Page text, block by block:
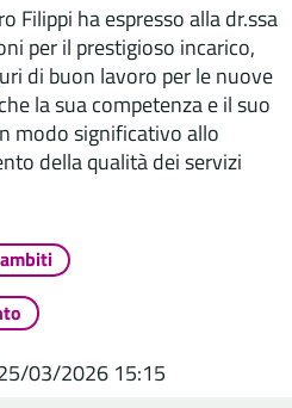
Filippi ha espresso alla dr.ssa
per il prestigioso incarico,
di buon lavoro per le nuove
la sua competenza e il suo
modo significativo allo
della qualità dei servizi
03/2026 15:15